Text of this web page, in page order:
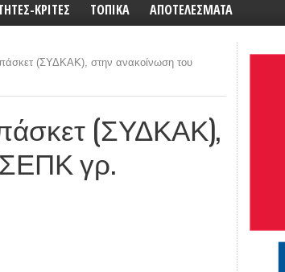
ΚΡΙΤΕΣ ΤΟΠΙΚΑ ΑΠΟΤΕΛΕΣΜΑΤΑ
(ΣΥΔΚΑΚ), στην ανακοίνωση του
(ΣΥΔΚΑΚ),
γρ.